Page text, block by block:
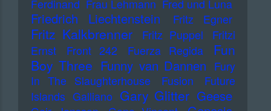
Ferdinand Frau Lehmann Fred und Luna
Friedrich Liechtenstein Fritz Egner
Fritz Kalkbrenner Fritz Puppel
Fritzi
Ernst
Front 242 Fuerza Regida
Fun
Boy Three Funny van Dannen Fury
In The Slaughterhouse
Fusion
Future
Islands Galliano Gary Glitter Geese